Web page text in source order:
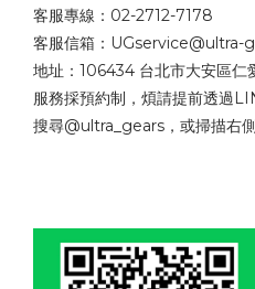
客服專線：02-2712-7178
客服信箱：UGservice@ultra-
地址：106434 台北市大安區仁
服務採預約制，煩請提前透過
搜尋@ultra_gears，或掃描右